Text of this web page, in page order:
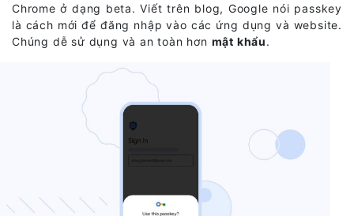
Chrome ở dạng beta. Viết trên blog, Google nói passkey
là cách mới để đăng nhập vào các ứng dụng và website.
Chúng dễ sử dụng và an toàn hơn mật khẩu.